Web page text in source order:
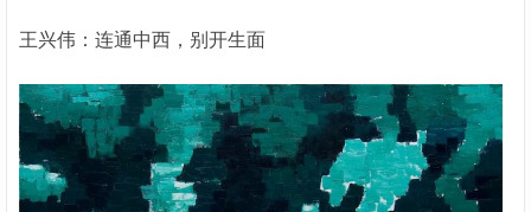
王兴伟：连通中西，别开生面